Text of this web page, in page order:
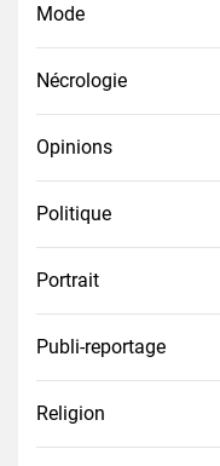
Mode
Nécrologie
Opinions
Politique
Portrait
Publi-reportage
Religion